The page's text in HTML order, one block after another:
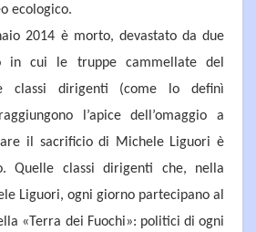
ecologico.
2014 è morto, devastato da due
in cui le truppe cammellate del
classi dirigenti (come lo definì
l’apice dell’omaggio a
il sacrificio di Michele Liguori è
Quelle classi dirigenti che, nella
Liguori, ogni giorno partecipano al
«Terra dei Fuochi»: politici di ogni